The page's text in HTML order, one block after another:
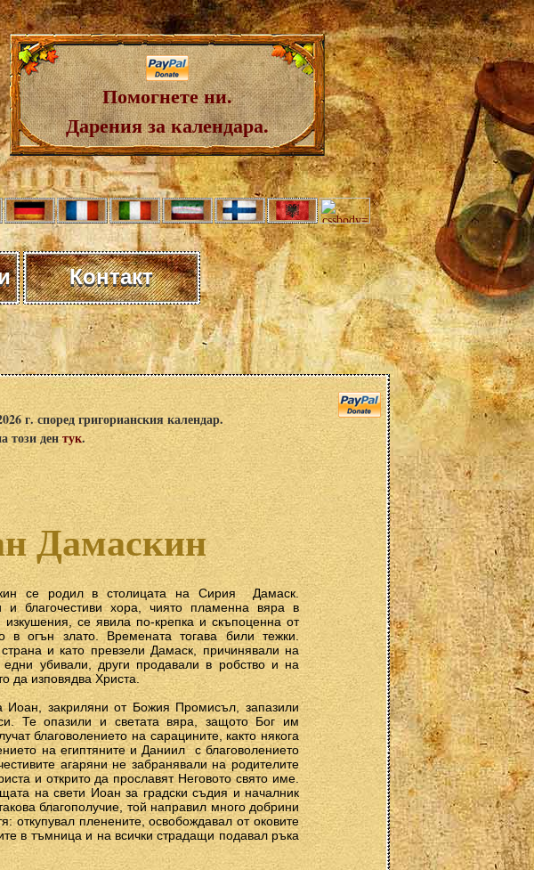
Помогнете ни.
Дарения за календара.
Контакт
г. според григорианския календар.
този дентук.
Дамаскин
се родил в столицата на Сирия ­ Дамаск.
и благочестиви хора, чиято пламенна вяра в
се явила по-крепка и скъпоценна от
в огън злато. Времената тогава били тежки.
и като превзели Дамаск, причинявали на
едни убивали, други продавали в робство и на
да изповядва Христа.
Иоан, закриляни от Божия Промисъл, запазили
Те опазили и светата вяра, защото Бог им
благоволението на сарацините, както някога
на египтяните и Даниил ­ с благоволението
агаряни не забранявали на родителите
и открито да прославят Неговото свято име.
на свети Иоан за градски съдия и началник
благополучие, той направил много добрини
откупувал пленените, освобождавал от оковите
в тъмница и на всички страдащи подавал ръка